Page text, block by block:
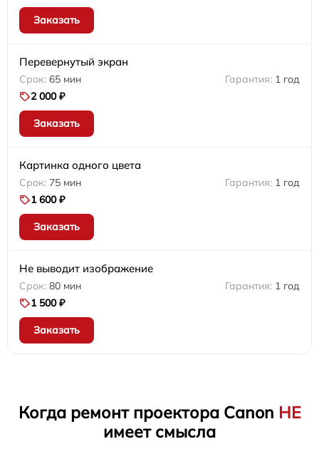
Заказать
Перевернутый экран
65 мин
1 год
2 000 ₽
Заказать
Картинка одного цвета
75 мин
1 год
1 600 ₽
Заказать
Не выводит изображение
80 мин
1 год
1 500 ₽
Заказать
Когда ремонт проектора Canon НЕ
имеет смысла